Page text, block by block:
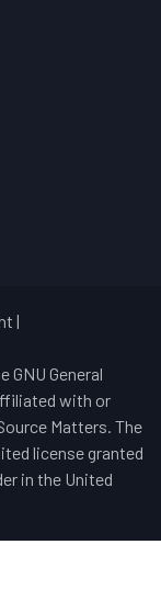
|
General
with or
Matters. The
license granted
in the United